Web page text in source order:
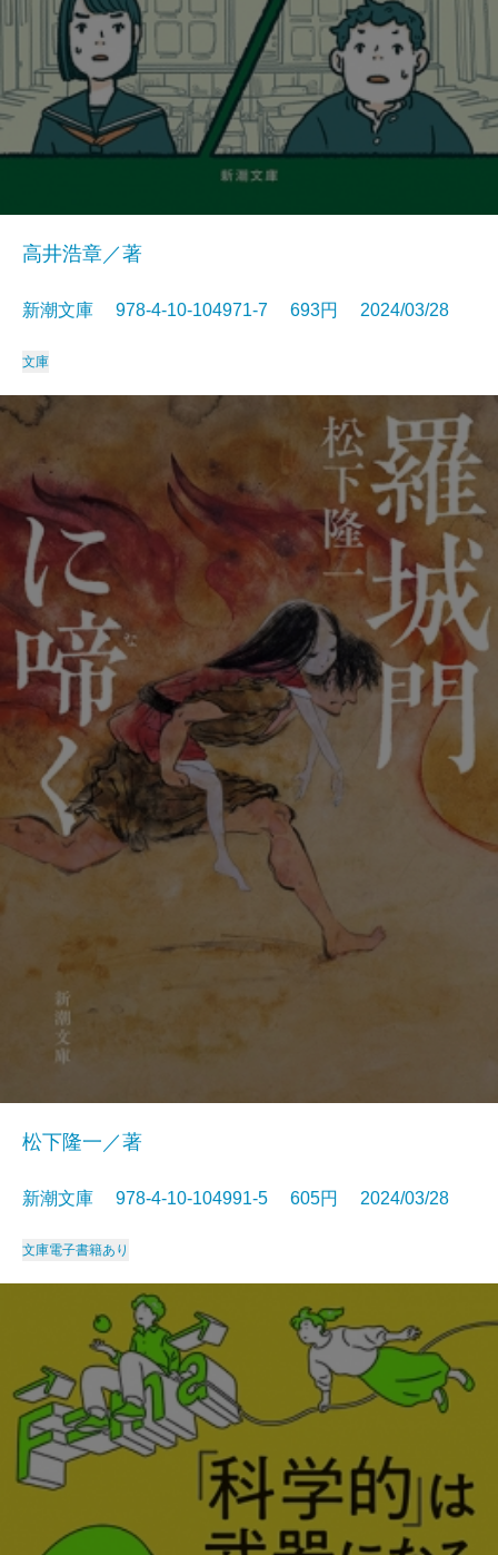
高井浩章／著
新潮文庫 978-4-10-104971-7 693円 2024/03/28
文庫
松下隆一／著
新潮文庫 978-4-10-104991-5 605円 2024/03/28
文庫電子書籍あり